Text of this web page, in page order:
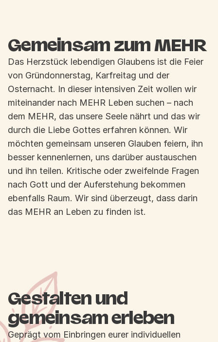
Gemeinsam zum MEHR
Das Herzstück lebendigen Glaubens ist die Feier
von Gründonnerstag, Karfreitag und der
Osternacht. In dieser intensiven Zeit wollen wir
miteinander nach MEHR Leben suchen – nach
dem MEHR, das unsere Seele nährt und das wir
durch die Liebe Gottes erfahren können. Wir
möchten gemeinsam unseren Glauben feiern, ihn
besser kennenlernen, uns darüber austauschen
und ihn teilen. Kritische oder zweifelnde Fragen
nach Gott und der Auferstehung bekommen
ebenfalls Raum. Wir sind überzeugt, dass darin
das MEHR an Leben zu finden ist.
Gestalten und
gemeinsam erleben
Geprägt vom Einbringen eurer individuellen